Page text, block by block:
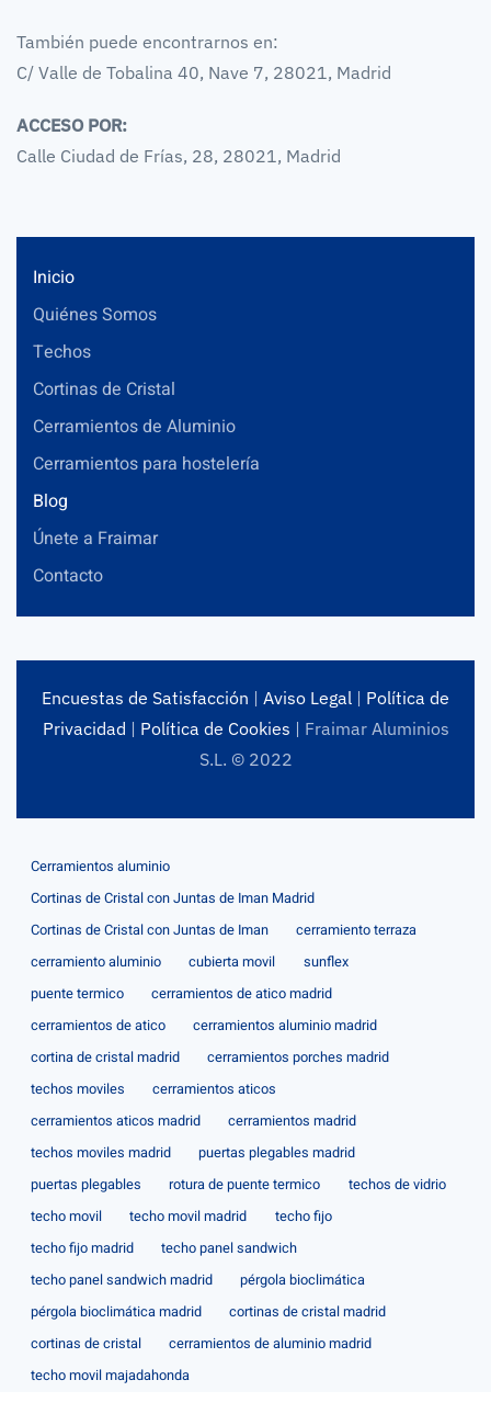
También puede encontrarnos en:
C/ Valle de Tobalina 40, Nave 7, 28021, Madrid
ACCESO POR:
Calle Ciudad de Frías, 28, 28021, Madrid
Inicio
Quiénes Somos
Techos
Cortinas de Cristal
Cerramientos de Aluminio
Cerramientos para hostelería
Blog
Únete a Fraimar
Contacto
Encuestas de Satisfacción | Aviso Legal | Política de
Privacidad | Política de Cookies | Fraimar Aluminios
S.L. © 2022
Cerramientos aluminio
Cortinas de Cristal con Juntas de Iman Madrid
Cortinas de Cristal con Juntas de Iman
cerramiento terraza
cerramiento aluminio
cubierta movil
sunflex
puente termico
cerramientos de atico madrid
cerramientos de atico
cerramientos aluminio madrid
cortina de cristal madrid
cerramientos porches madrid
techos moviles
cerramientos aticos
cerramientos aticos madrid
cerramientos madrid
techos moviles madrid
puertas plegables madrid
puertas plegables
rotura de puente termico
techos de vidrio
techo movil
techo movil madrid
techo fijo
techo fijo madrid
techo panel sandwich
techo panel sandwich madrid
pérgola bioclimática
pérgola bioclimática madrid
cortinas de cristal madrid
cortinas de cristal
cerramientos de aluminio madrid
techo movil majadahonda